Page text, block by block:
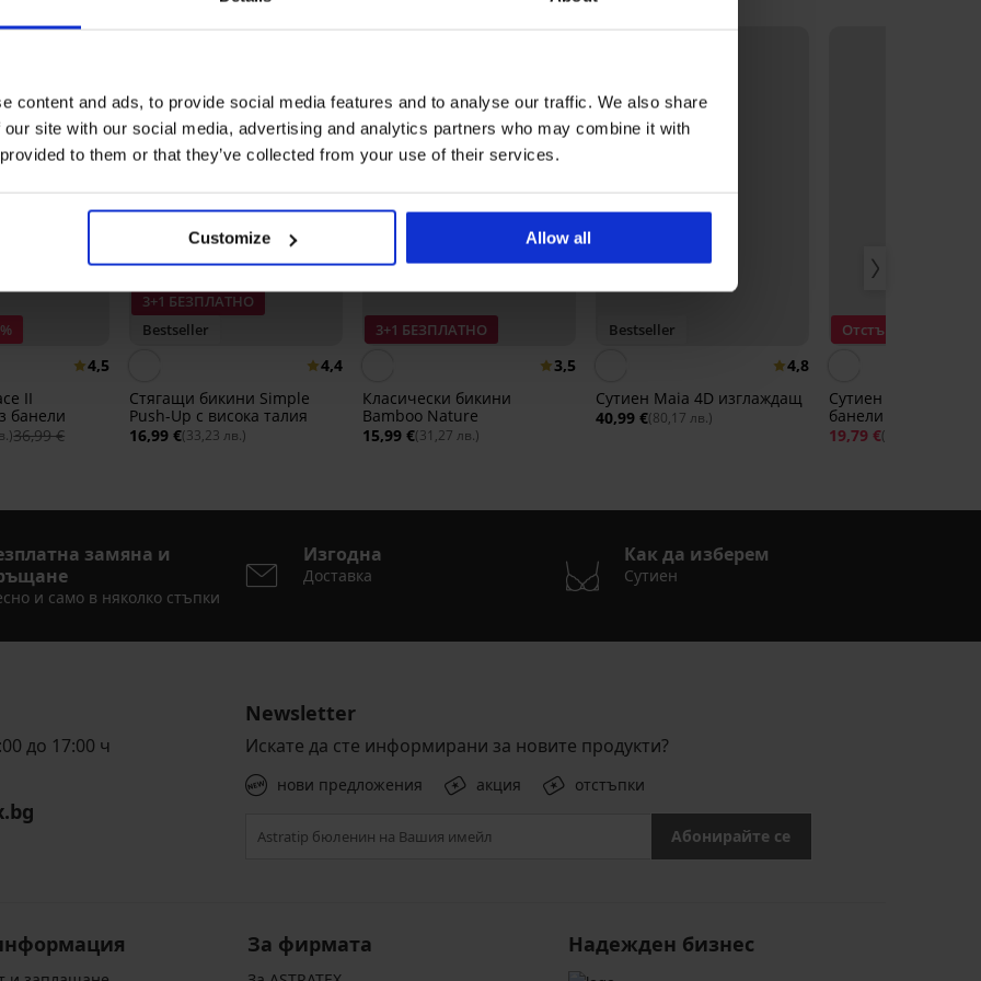
content and ads, to provide social media features and to analyse our traffic. We also share
site with our social media, advertising and analytics partners who may combine it with
to them or that they’ve collected from your use of their services.
Customize Allow all
4,5
II
банели
36,99 €
3+1 БЕЗПЛАТНО
Bestseller
4,4
Стягащи бикини Simple
Push-Up с висока талия
16,99 €(33,23 лв.)
3+1 БЕЗПЛАТНО
3,5
Класически бикини
Bamboo Nature
15,99 €(31,27 лв.)
Bestseller
4,8
Сутиен Maia 4D изглаждащ
40,99 €(80,17 лв.)
Отстъпка -40%
Сутиен Fili подплатен без
банели
19,79 €(38,71 лв.)
замяна и
и само в няколко стъпки
Изгодна
Доставка
Как да изберем
Сутиен
до 17:00 ч
Newsletter
Искате да сте информирани за новите продукти?
нови предложения акция отстъпки
Абонирайте се
За фирмата Надежден бизнес